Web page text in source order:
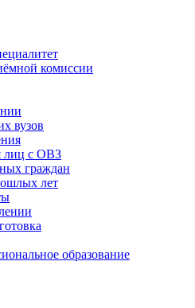
комиссии
вузов
лиц с ОВЗ
граждан
лет
образование